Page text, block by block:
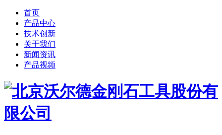
首页
产品中心
技术创新
关于我们
新闻资讯
产品视频